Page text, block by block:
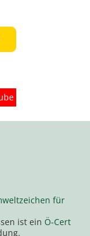
Sie mehr
für
ist ein Ö-Cert